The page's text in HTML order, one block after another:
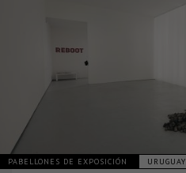
PABELLONES DE EXPOSICIÓN URUGUAY